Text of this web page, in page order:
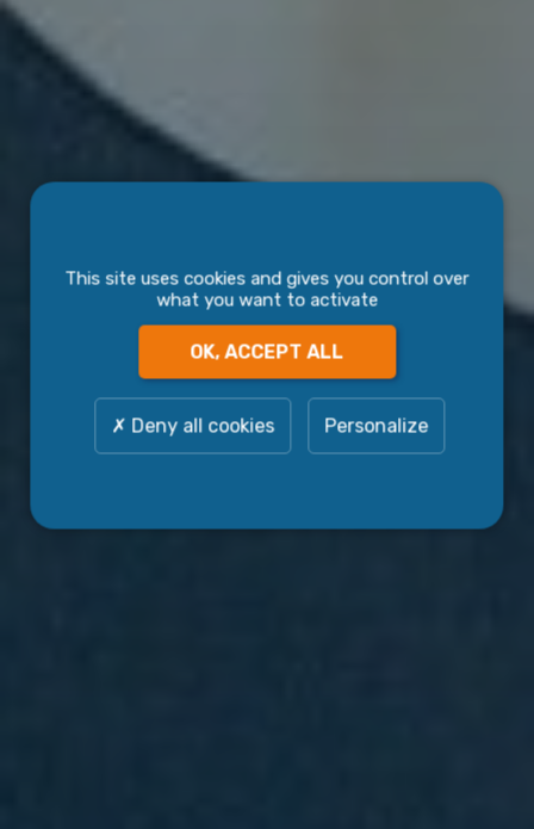
This site uses cookies and gives you control over
what you want to activate
OK, ACCEPT ALL
Deny all cookies Personalize